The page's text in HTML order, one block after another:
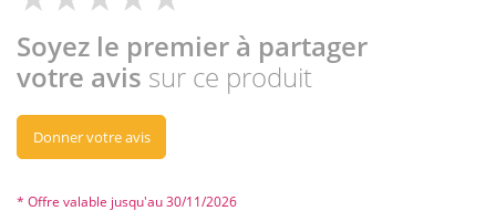
Soyez le premier à partager
votre avis sur ce produit
Donner votre avis
* Offre valable jusqu'au 30/11/2026